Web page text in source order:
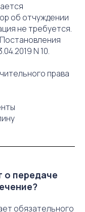
об отчуждении
не требуется.
N 10.
права
о передаче
обязательного